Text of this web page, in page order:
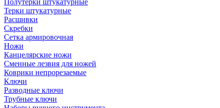
Полутерки штукатурные
Терки штукатурные
Расшивки
Скребки
Сетка армировочная
Ножи
Канцелярские ножи
Сменные лезвия для ножей
Коврики непрорезаемые
Ключи
Разводные ключи
Трубные ключи